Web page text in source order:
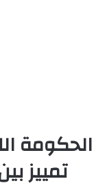
الحكومة
تمييز